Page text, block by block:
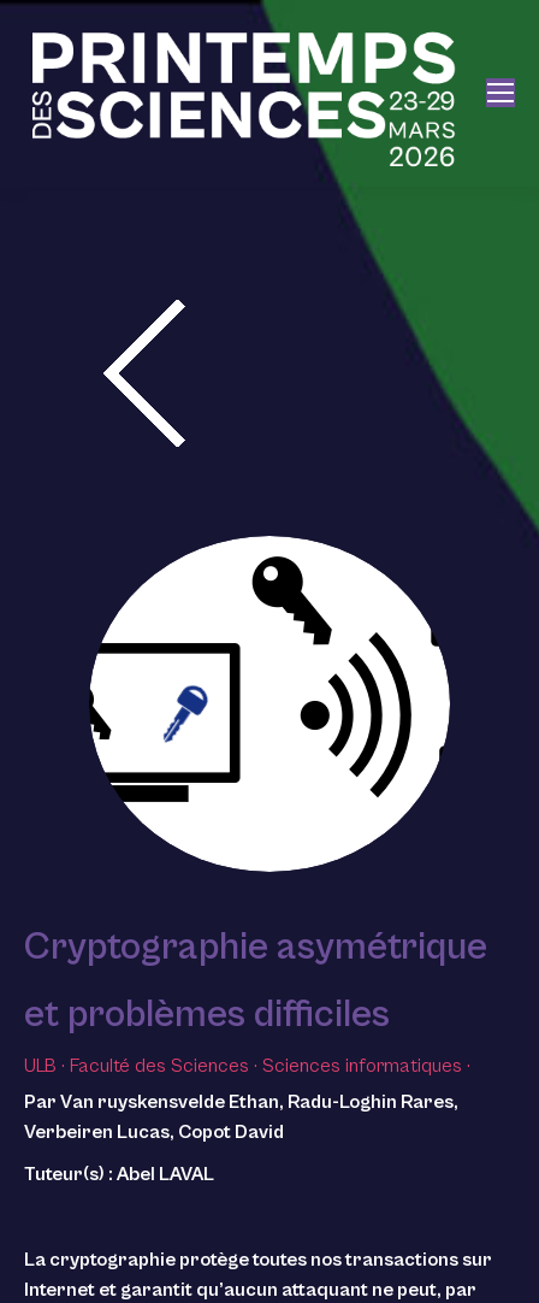
Cryptographie asymétrique
et problèmes difficiles
ULB · Faculté des Sciences · Sciences informatiques ·
Par Van ruyskensvelde Ethan, Radu-Loghin Rares,
Verbeiren Lucas, Copot David
Tuteur(s) : Abel LAVAL
La cryptographie protège toutes nos transactions sur
Internet et garantit qu’aucun attaquant ne peut, par